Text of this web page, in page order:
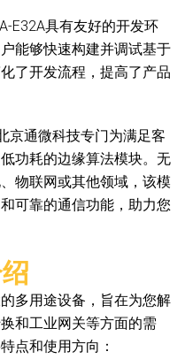
E32A具有友好的开发环
能够快速构建并调试基于
了开发流程，提高了产品
京通微科技专门为满足客
功耗的边缘算法模块。无
物联网或其他领域，该模
可靠的通信功能，助力您
多用途设备，旨在为您解
和工业网关等方面的需
点和使用方向：